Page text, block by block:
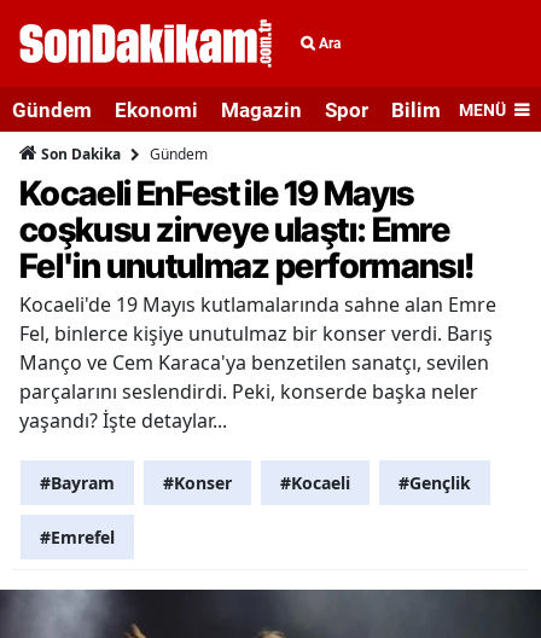
Ara
Gündem Ekonomi Magazin Spor Bilim veMENÜ
Son Dakika Gündem
Kocaeli EnFest ile 19 Mayıs
coşkusu zirveye ulaştı: Emre
Fel'in unutulmaz performansı!
Kocaeli'de 19 Mayıs kutlamalarında sahne alan Emre
Fel, binlerce kişiye unutulmaz bir konser verdi. Barış
Manço ve Cem Karaca'ya benzetilen sanatçı, sevilen
parçalarını seslendirdi. Peki, konserde başka neler
yaşandı? İşte detaylar...
#Bayram #Konser #Kocaeli #Gençlik
#Emrefel